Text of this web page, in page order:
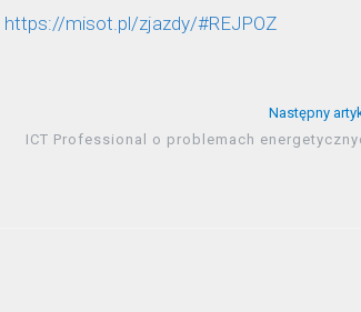
https://misot.pl/zjazdy/#REJPOZ
Następny
ICT Professional o problemach